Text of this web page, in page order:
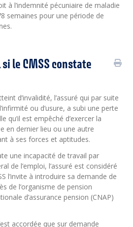
à l’indemnité pécuniaire de maladie
semaines pour une période de
le CMSS constate
d’invalidité, l’assuré qui par suite
ou d’usure, a subi une perte
qu’il est empêché d’exercer la
en dernier lieu ou une autre
à ses forces et aptitudes.
une incapacité de travail par
de l’emploi, l’assuré est considéré
l’invite à introduire sa demande de
de l’organisme de pension
d’assurance pension (CNAP)
accordée que sur demande